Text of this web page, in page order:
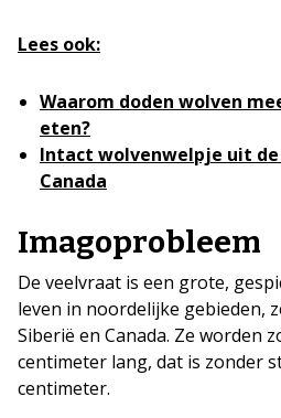
Lees ook:
Waarom doden wolven
eten?
Intact wolvenwelpje uit
Canada
Imagoprobleem
De veelvraat is een grote,
leven in noordelijke gebieden,
Siberië en Canada. Ze worden
centimeter lang, dat is zonder
centimeter.